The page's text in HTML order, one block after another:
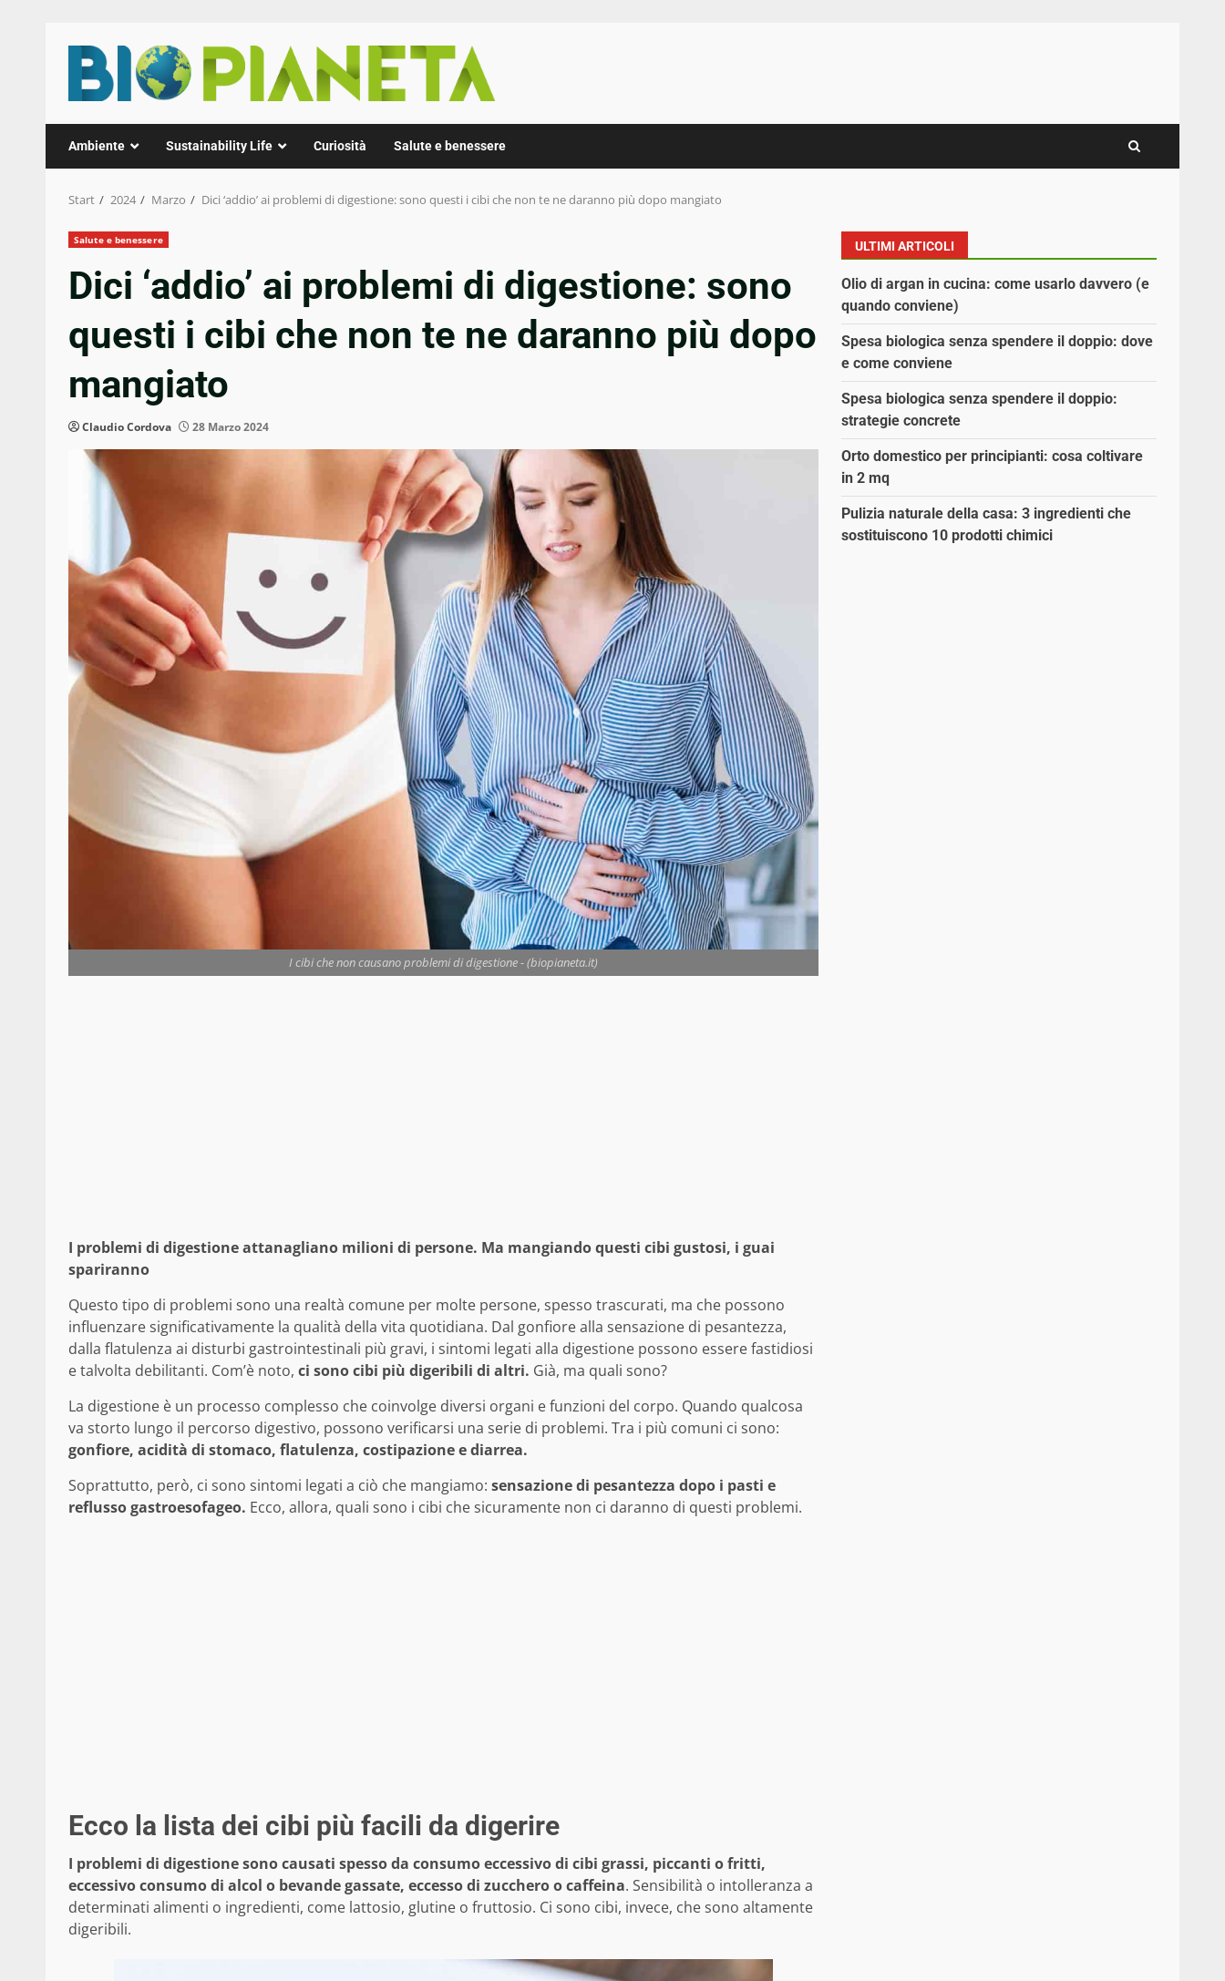
Inhalt
springen
Ambiente Sustainability Life Curiosità Salute e benessere
Start 2024 Marzo Dici ‘addio’ ai problemi di digestione: sono questi i cibi che non te ne daranno più dopo mangiato
Salute e benessere
Dici ‘addio’ ai problemi di digestione: sono
questi i cibi che non te ne daranno più dopo
mangiato
Claudio Cordova 28 Marzo 2024
I cibi che non causano problemi di digestione - (biopianeta.it)
I problemi di digestione attanagliano milioni di persone. Ma mangiando questi cibi gustosi, i guai
spariranno
Questo tipo di problemi sono una realtà comune per molte persone, spesso trascurati, ma che possono
influenzare significativamente la qualità della vita quotidiana. Dal gonfiore alla sensazione di pesantezza,
dalla flatulenza ai disturbi gastrointestinali più gravi, i sintomi legati alla digestione possono essere fastidiosi
e talvolta debilitanti. Com’è noto, ci sono cibi più digeribili di altri. Già, ma quali sono?
La digestione è un processo complesso che coinvolge diversi organi e funzioni del corpo. Quando qualcosa
va storto lungo il percorso digestivo, possono verificarsi una serie di problemi. Tra i più comuni ci sono:
gonfiore, acidità di stomaco, flatulenza, costipazione e diarrea.
Soprattutto, però, ci sono sintomi legati a ciò che mangiamo: sensazione di pesantezza dopo i pasti e
reflusso gastroesofageo. Ecco, allora, quali sono i cibi che sicuramente non ci daranno di questi problemi.
Ecco la lista dei cibi più facili da digerire
I problemi di digestione sono causati spesso da consumo eccessivo di cibi grassi, piccanti o fritti,
eccessivo consumo di alcol o bevande gassate, eccesso di zucchero o caffeina. Sensibilità o intolleranza a
determinati alimenti o ingredienti, come lattosio, glutine o fruttosio. Ci sono cibi, invece, che sono altamente
digeribili.
ULTIMI ARTICOLI
Olio di argan in cucina: come usarlo davvero (e
quando conviene)
Spesa biologica senza spendere il doppio: dove
e come conviene
Spesa biologica senza spendere il doppio:
strategie concrete
Orto domestico per principianti: cosa coltivare
in 2 mq
Pulizia naturale della casa: 3 ingredienti che
sostituiscono 10 prodotti chimici